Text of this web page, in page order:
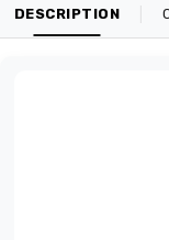
DESCRIPTION